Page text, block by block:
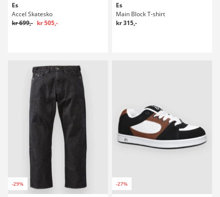
Es
Accel Skatesko
kr 699,- kr 505,-
Es
Main Block T-shirt
kr 315,-
-29% -27%